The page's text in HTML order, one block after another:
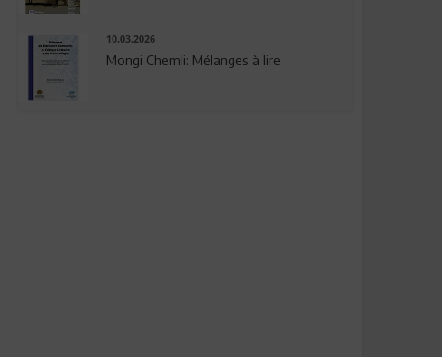
10.03.2026
Mongi Chemli: Mélanges à lire